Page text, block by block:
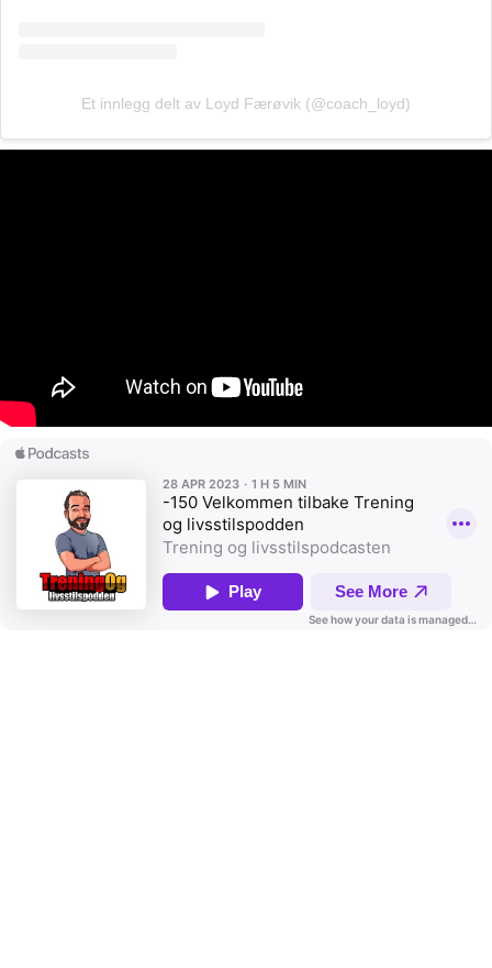
Et innlegg delt av Loyd Færøvik (@coach_loyd)